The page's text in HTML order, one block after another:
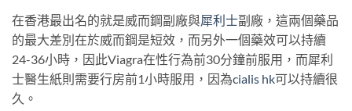
在香港最出名的就是威而鋼副廠與犀利士副廠，這兩個藥品
的最大差別在於威而鋼是短效，而另外一個藥效可以持續
24-36小時，因此Viagra在性行為前30分鐘前服用，而犀利
士醫生紙則需要行房前1小時服用，因為cialis hk可以持續很
久。